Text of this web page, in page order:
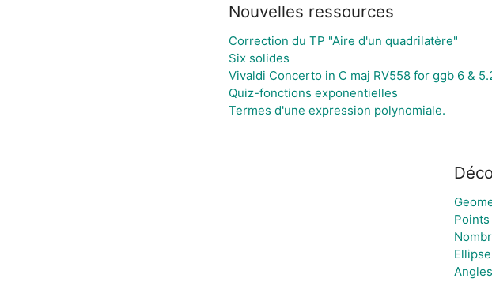
Nouvelles ressources
Correction du TP "Aire d'un quadrilatère"
Six solides
Vivaldi Concerto in C maj RV558 for ggb 6 &
Quiz-fonctions exponentielles
Termes d'une expression polynomiale.
Ellipse
Angles